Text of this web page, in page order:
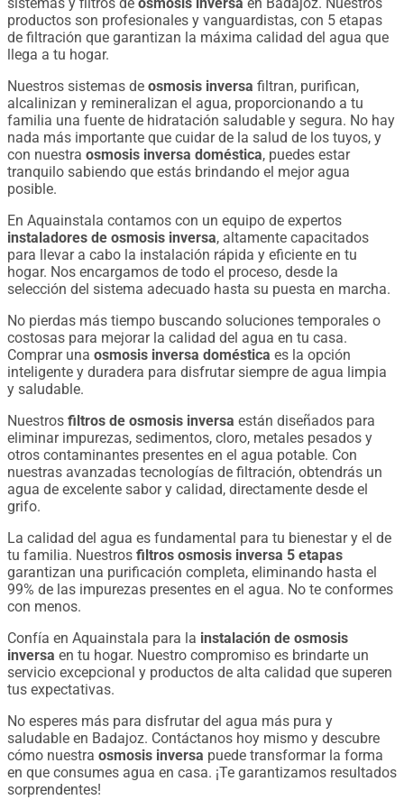
productos son profesionales y vanguardistas, con 5 etapas
de filtración que garantizan la máxima calidad del agua que
llega a tu hogar.
Nuestros sistemas de osmosis inversa filtran, purifican,
alcalinizan y remineralizan el agua, proporcionando a tu
familia una fuente de hidratación saludable y segura. No hay
nada más importante que cuidar de la salud de los tuyos, y
con nuestra osmosis inversa doméstica, puedes estar
tranquilo sabiendo que estás brindando el mejor agua
posible.
En Aquainstala contamos con un equipo de expertos
instaladores de osmosis inversa, altamente capacitados
para llevar a cabo la instalación rápida y eficiente en tu
hogar. Nos encargamos de todo el proceso, desde la
selección del sistema adecuado hasta su puesta en marcha.
No pierdas más tiempo buscando soluciones temporales o
costosas para mejorar la calidad del agua en tu casa.
Comprar una osmosis inversa doméstica es la opción
inteligente y duradera para disfrutar siempre de agua limpia
y saludable.
Nuestros filtros de osmosis inversa están diseñados para
eliminar impurezas, sedimentos, cloro, metales pesados ​​y
otros contaminantes presentes en el agua potable. Con
nuestras avanzadas tecnologías de filtración, obtendrás un
agua de excelente sabor y calidad, directamente desde el
grifo.
La calidad del agua es fundamental para tu bienestar y el de
tu familia. Nuestros filtros osmosis inversa 5 etapas
garantizan una purificación completa, eliminando hasta el
99% de las impurezas presentes en el agua. No te conformes
con menos.
Confía en Aquainstala para la instalación de osmosis
inversa en tu hogar. Nuestro compromiso es brindarte un
servicio excepcional y productos de alta calidad que superen
tus expectativas.
No esperes más para disfrutar del agua más pura y
saludable en Badajoz. Contáctanos hoy mismo y descubre
cómo nuestra osmosis inversa puede transformar la forma
en que consumes agua en casa. ¡Te garantizamos resultados
sorprendentes!